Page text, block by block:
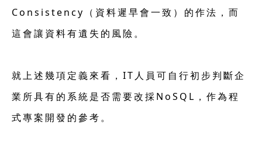
Consistency（資料遲早會一致）的作法，而
這會讓資料有遺失的風險。
就上述幾項定義來看，IT人員可自行初步判斷企
業所具有的系統是否需要改採NoSQL，作為程
式專案開發的參考。